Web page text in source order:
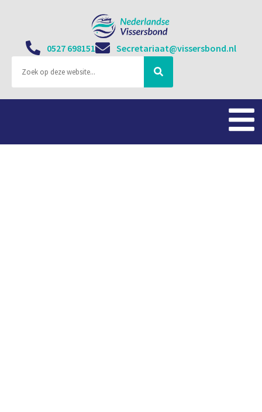
0527 698151 Secretariaat@vissersbond.nl